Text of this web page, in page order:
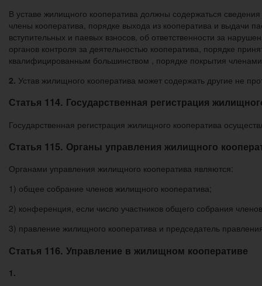
В уставе жилищного кооператива должны содержаться
члены кооператива, порядке выхода из кооператива и выдачи
вступительных и паевых взносов, об ответственности за
органов контроля за деятельностью кооператива, порядке
квалифицированным большинством , порядке покрытия
2. Устав жилищного кооператива может содержать другие не
Статья 114. Государственная регистрация
Государственная регистрация жилищного кооператива
Статья 115. Органы управления жилищного
Органами управления жилищного кооператива являются:
1) общее собрание членов жилищного кооператива;
2) конференция, если число участников общего собрания
3) правление жилищного кооператива и председатель
Статья 116. Управление в жилищном кооперативе
1.